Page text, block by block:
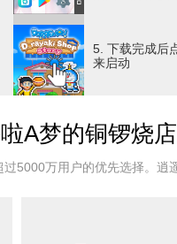
对。
罗游戏精心打造。
啦A梦的精彩表现。
5. 下载完成后
来启动
A梦的铜锣烧
5000万用户的优先选择。